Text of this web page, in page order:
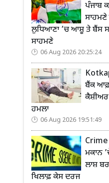
ਪੰਜਾਬ
ਲੁਧਿਆਣਾ ’ਚ ਆਸ਼ੂ ਤੇ ਬੈਂਸ
ਸਾਹਮਣੇ
06 Aug 2026 20:25:24
ਬੈਂਕ
ਕੈਸ਼ੀਅਰ
ਹਮਲਾ
06 Aug 2026 19:51:49
ਮਕਾਨ
ਲਾਸ਼
ਖਿਲਾਫ਼ ਕੇਸ ਦਰਜ